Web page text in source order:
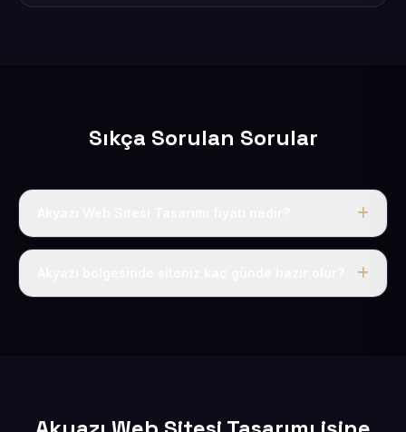
Sıkça Sorulan Sorular
Tek fiyat uygulanır: yıllık 50 USD + KDV. Bu bedele alan